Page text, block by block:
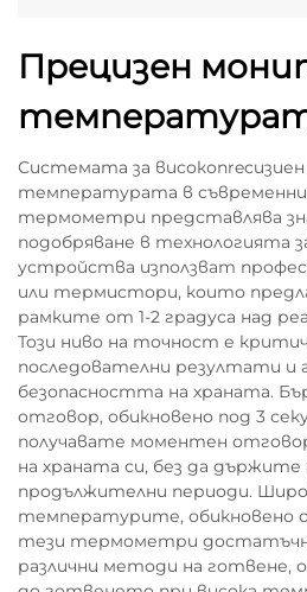
Прецизен
Системата за
температурата в
термометри представлява
подобряване в технологията
устройства използват
или термистори, които
рамките от 1-2 градуса над
Този ниво на точност е
последователни резултати и
безопасността на храната.
отговор, обикновено под 3
получавате моментен
на храната си, без да
продължителни периоди.
температурите, обикновено
тези термометри
различни методи на готвене,